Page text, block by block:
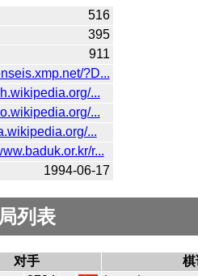
516
395
911
?D...
...
...
...
r...
1994-06-17
列表
对手
棋